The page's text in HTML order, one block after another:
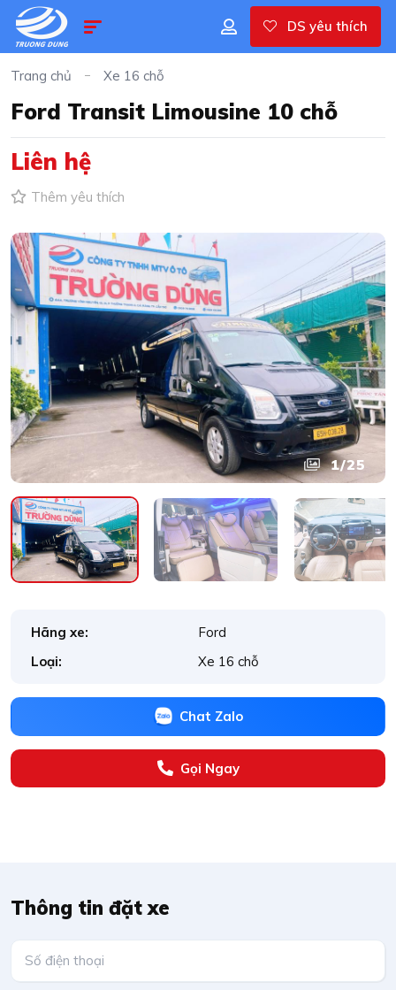
DS yêu thích
Trang chủ Xe 16 chỗ
Ford Transit Limousine 10 chỗ
Liên hệ
Thêm yêu thích
1/25
Hãng xe:
Ford
Loại:
Xe 16 chỗ
Chat Zalo
Gọi Ngay
Thông tin đặt xe